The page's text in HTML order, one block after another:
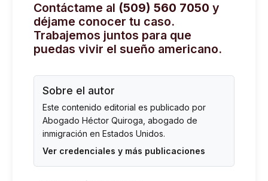
Contáctame al (509) 560 7050 y
déjame conocer tu caso.
Trabajemos juntos para que
puedas vivir el sueño americano.
Sobre el autor
Este contenido editorial es publicado por
Abogado Héctor Quiroga , abogado de
inmigración en Estados Unidos.
Ver credenciales y más publicaciones